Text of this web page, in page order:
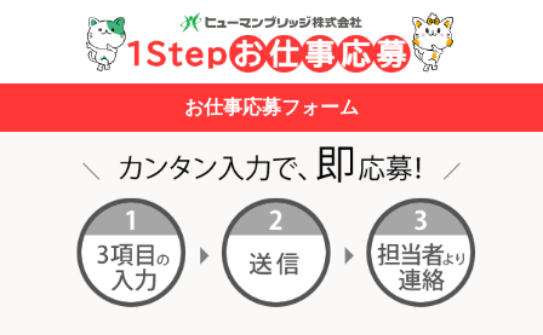
お仕事応募フォーム